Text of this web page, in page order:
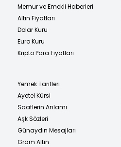
Memur ve Emekli Haberleri
Altın Fiyatları
Dolar Kuru
Euro Kuru
Kripto Para Fiyatları
Yemek Tarifleri
Ayetel Kürsi
Saatlerin Anlamı
Aşk Sözleri
Günaydın Mesajları
Gram Altın